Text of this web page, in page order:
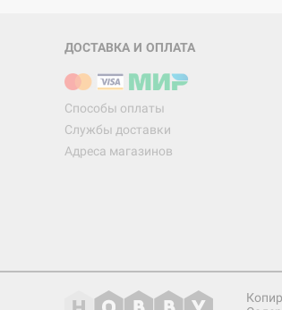
ДОСТАВКА И ОПЛАТА
Способы оплаты
Службы доставки
Адреса магазинов